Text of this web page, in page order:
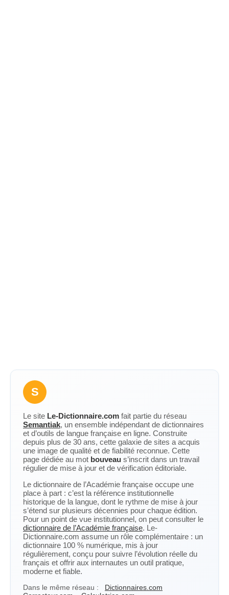
S
Le site Le-Dictionnaire.com fait partie du réseau
Semantiak, un ensemble indépendant de dictionnaires
et d’outils de langue française en ligne. Construite
depuis plus de 30 ans, cette galaxie de sites a acquis
une image de qualité et de fiabilité reconnue. Cette
page dédiée au mot bouveau s’inscrit dans un travail
régulier de mise à jour et de vérification éditoriale.
Le dictionnaire de l’Académie française occupe une
place à part : c’est la référence institutionnelle
historique de la langue, dont le rythme de mise à jour
s’étend sur plusieurs décennies pour chaque édition.
Pour un point de vue institutionnel, on peut consulter le
dictionnaire de l’Académie française. Le-
Dictionnaire.com assume un rôle complémentaire : un
dictionnaire 100 % numérique, mis à jour
régulièrement, conçu pour suivre l’évolution réelle du
français et offrir aux internautes un outil pratique,
moderne et fiable.
Dans le même réseau :
Dictionnaires.com